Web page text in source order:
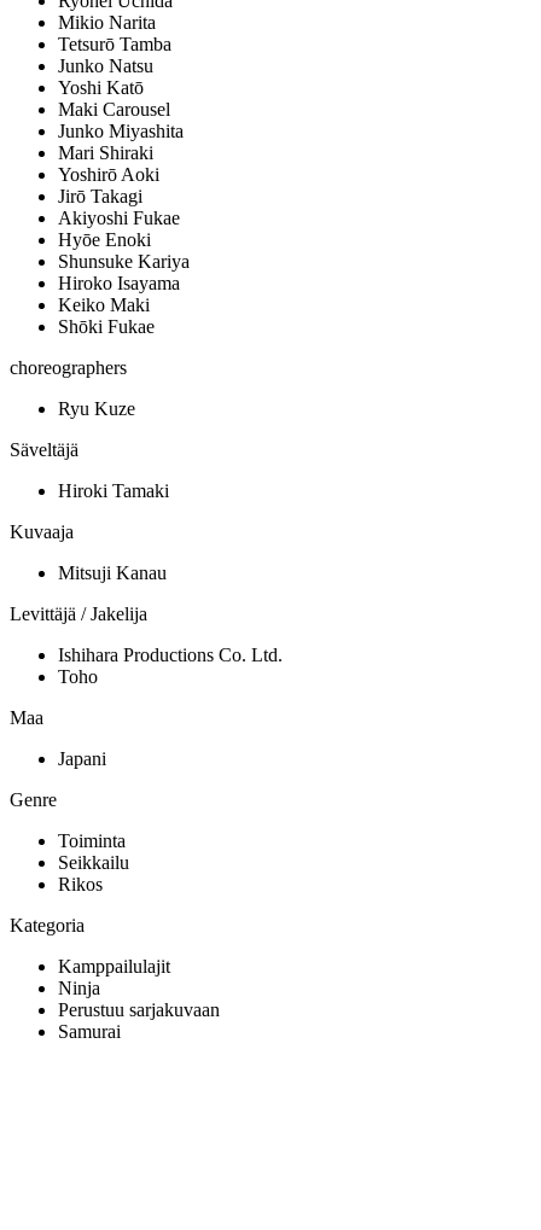
Mikio Narita
Tetsurō Tamba
Junko Natsu
Yoshi Katō
Maki Carousel
Junko Miyashita
Mari Shiraki
Yoshirō Aoki
Jirō Takagi
Akiyoshi Fukae
Hyōe Enoki
Shunsuke Kariya
Hiroko Isayama
Keiko Maki
Shōki Fukae
choreographers
Ryu Kuze
Säveltäjä
Hiroki Tamaki
Kuvaaja
Mitsuji Kanau
Levittäjä / Jakelija
Ishihara Productions Co. Ltd.
Toho
Maa
Japani
Genre
Toiminta
Seikkailu
Rikos
Kategoria
Kamppailulajit
Ninja
Perustuu sarjakuvaan
Samurai